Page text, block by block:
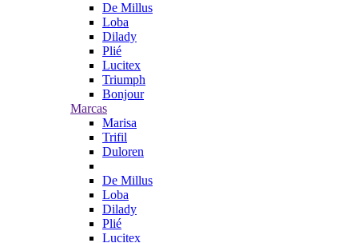
De Millus
Loba
Dilady
Plié
Lucitex
Triumph
Bonjour
Marcas
Marisa
Trifil
Duloren
De Millus
Loba
Dilady
Plié
Lucitex